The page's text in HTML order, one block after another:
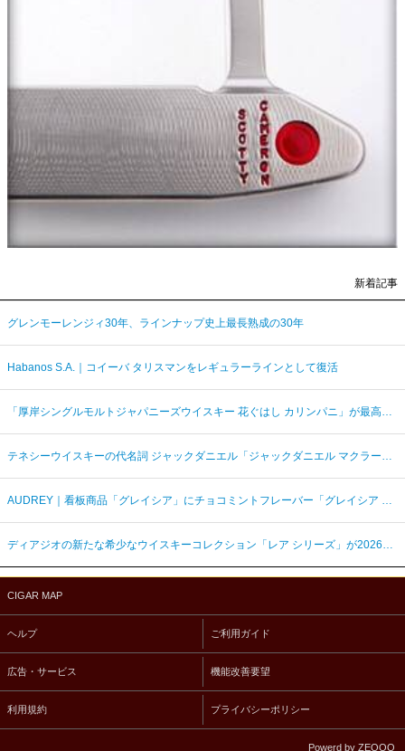
新着記事
グレンモーレンジィ30年、ラインナップ史上最長熟成の30年
Habanos S.A.｜コイーバ タリスマンをレギュラーラインとして復活
「厚岸シングルモルトジャパニーズウイスキー 花ぐはし カリンパニ」が最高金賞、ジャパングランプリ受賞
テネシーウイスキーの代名詞 ジャックダニエル「ジャックダニエル マクラーレン2026ラベル」を数量限定発売
AUDREY｜看板商品「グレイシア」にチョコミントフレーバー「グレイシア チョコミンティ」が新登場
ディアジオの新たな希少なウイスキーコレクション「レア シリーズ」が2026年7月7日（火）より日本発売
CIGAR MAP
ヘルプ ご利用ガイド
広告・サービス 機能改善要望
利用規約 プライバシーポリシー
Powerd by ZEQOO